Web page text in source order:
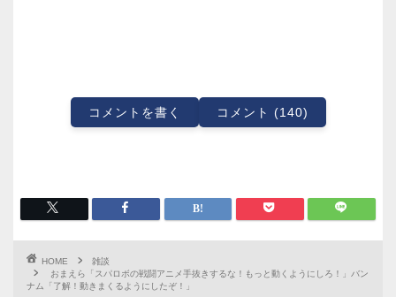
コメントを書く コメント (140)
HOME
雑談
おまえら「スパロボの戦闘アニメ手抜きするな！もっと動くようにしろ！」バン
ナム「了解！動きまくるようにしたぞ！」